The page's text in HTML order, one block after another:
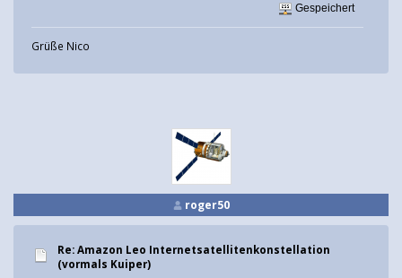
Gespeichert
Grüße Nico
roger50
Re: Amazon Leo Internetsatellitenkonstellation
(vormals Kuiper)